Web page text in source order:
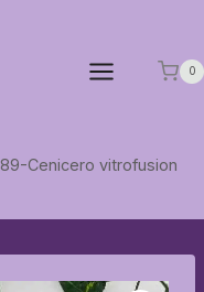
0
89-Cenicero vitrofusion